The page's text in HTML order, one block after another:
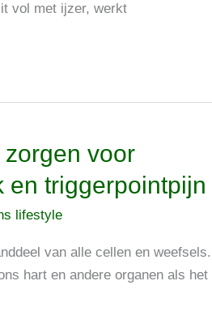
vol met ijzer, werkt
voor
en triggerpointpijn
lifestyle
van alle cellen en weefsels.
hart en andere organen als het